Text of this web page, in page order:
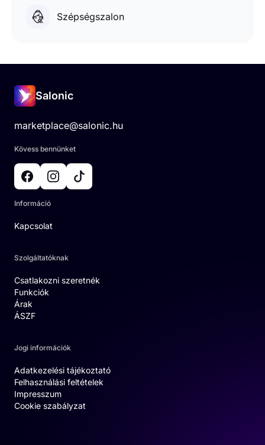
Szépségszalon
Salonic
marketplace@salonic.hu
Kövess bennünket
Információ
Kapcsolat
Szolgáltatóknak
Csatlakozni szeretnék
Funkciók
Árak
ÁSZF
Jogi információk
Adatkezelési tájékoztató
Felhasználási feltételek
Impresszum
Cookie szabályzat